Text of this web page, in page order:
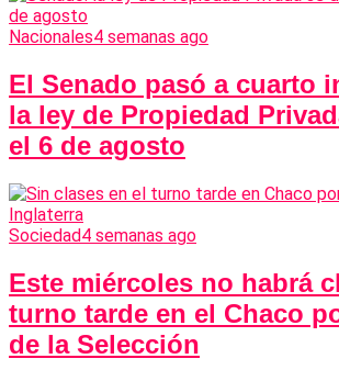
Nacionales4 semanas ago
El Senado pasó a cuarto
la ley de Propiedad
el 6 de agosto
Sociedad4 semanas ago
Este miércoles no habrá
turno tarde en el Chaco
de la Selección